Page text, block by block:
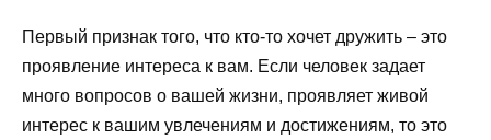
Первый признак того, что кто-то хочет дружить – это
проявление интереса к вам. Если человек задает
много вопросов о вашей жизни, проявляет живой
интерес к вашим увлечениям и достижениям, то это